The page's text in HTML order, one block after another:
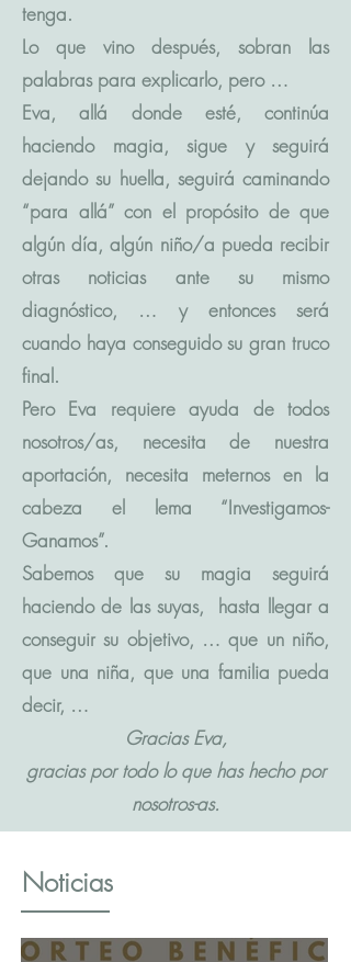
tenga.
Lo que vino después, sobran las
palabras para explicarlo, pero …
Eva, allá donde esté, continúa
haciendo magia, sigue y seguirá
dejando su huella, seguirá caminando
“para allá” con el propósito de que
algún día, algún niño/a pueda recibir
otras noticias ante su mismo
diagnóstico, … y entonces será
cuando haya conseguido su gran truco
final.
Pero Eva requiere ayuda de todos
nosotros/as, necesita de nuestra
aportación, necesita meternos en la
cabeza el lema “Investigamos-
Ganamos”.
Sabemos que su magia seguirá
haciendo de las suyas, hasta llegar a
conseguir su objetivo, … que un niño,
que una niña, que una familia pueda
decir, …
Gracias Eva,
gracias por todo lo que has hecho por
nosotros-as.
Noticias